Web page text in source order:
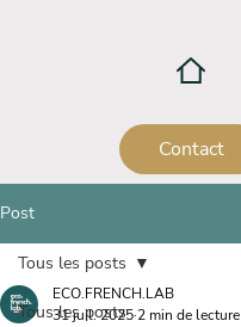
Contact
Post
Tous les posts
Tous les posts
ECO.FRENCH.LAB
31 juil. 2025 2 min de lecture